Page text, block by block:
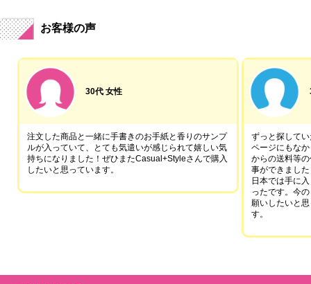
お客様の声
30代 女性
注文した商品と一緒に手書きのお手紙と香りのサンプ
ルが入っていて、とても気遣いが感じられて嬉しい気
持ちになりました！ぜひまたCasual+Styleさんで購入
したいと思っています。
ずっと探して
ページにもな
からの送料等
事ができました
日本では手に
ったです。今
願いしたいと
す。